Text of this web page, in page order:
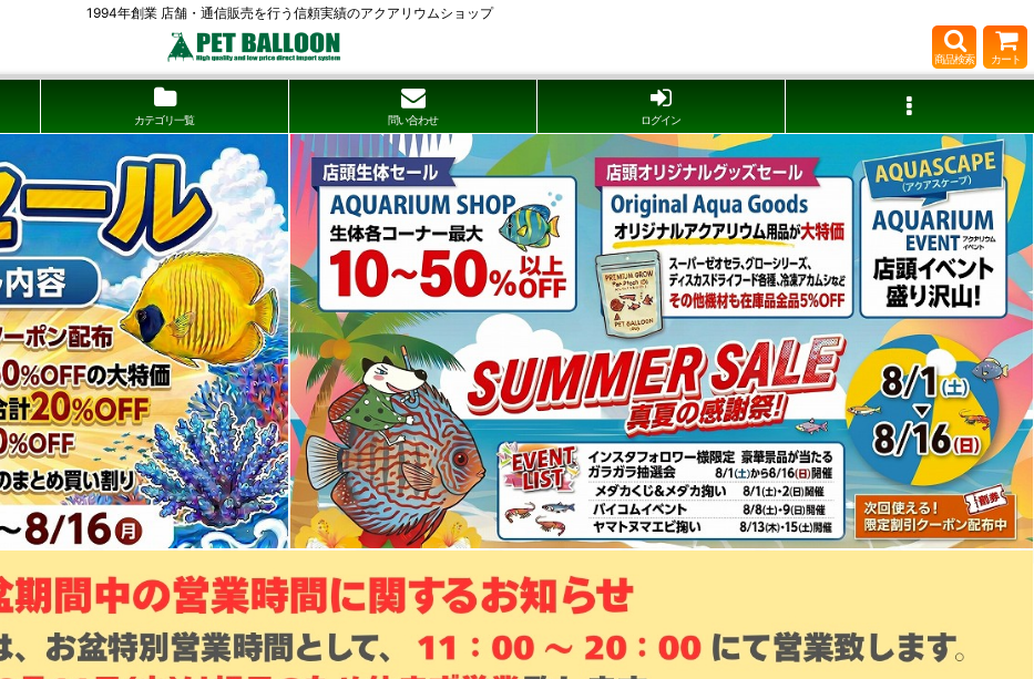
1994年創業 店舗・通信販売を行う信頼実績のアクアリウムショップ
商品検索 カート
カテゴリ一覧 問い合わせ ログイン